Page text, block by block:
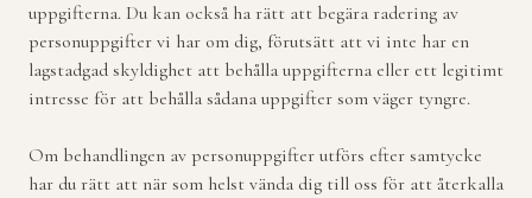
uppgifterna. Du kan också ha rätt att begära radering av
personuppgifter vi har om dig, förutsätt att vi inte har en
lagstadgad skyldighet att behålla uppgifterna eller ett legitimt
intresse för att behålla sådana uppgifter som väger tyngre.
Om behandlingen av personuppgifter utförs efter samtycke
har du rätt att när som helst vända dig till oss för att återkalla